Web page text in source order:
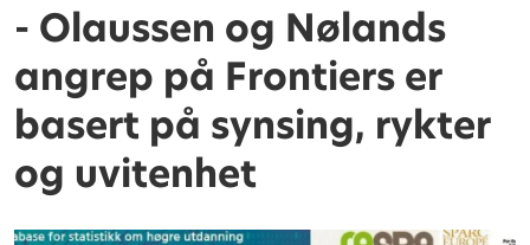
- Olaussen og Nølands
angrep på Frontiers er
basert på synsing, rykter
og uvitenhet